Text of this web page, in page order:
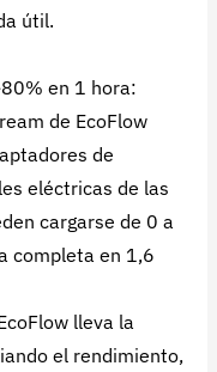
útil.
en 1 hora:
de EcoFlow
de
eléctricas de las
cargarse de 0 a
completa en 1,6
lleva la
el rendimiento,